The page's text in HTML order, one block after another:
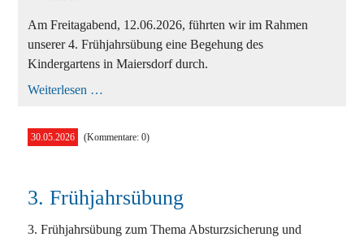
Am Freitagabend, 12.06.2026, führten wir im Rahmen
unserer 4. Frühjahrsübung eine Begehung des
Kindergartens in Maiersdorf durch.
Weiterlesen …
30.05.2026 (Kommentare: 0)
3. Frühjahrsübung
3. Frühjahrsübung zum Thema Absturzsicherung und